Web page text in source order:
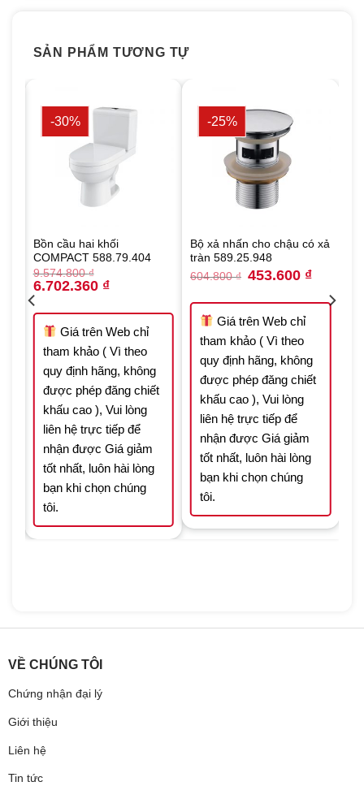
SẢN PHẨM TƯƠNG TỰ
-30%
Bồn cầu hai khối
COMPACT 588.79.404
9.574.800₫
Original
price
was:
9.574.800 ₫.
6.702.360 ₫Current
6.702.360 ₫.
Giá trên Web chỉ
tham khảo ( Vì theo
quy định hãng, không
được phép đăng chiết
khấu cao ), Vui lòng
liên hệ trực tiếp để
nhận được Giá giảm
tốt nhất, luôn hài lòng
bạn khi chọn chúng
tôi.
-25%
Bộ xả nhấn cho chậu có xả
tràn 589.25.948
604.800₫ Original
price
604.800 ₫.
453.600 ₫Current
453.600
Giá trên Web chỉ
tham khảo ( Vì theo
quy định hãng, không
được phép đăng chiết
khấu cao ), Vui lòng
liên hệ trực tiếp để
nhận được Giá giảm
tốt nhất, luôn hài lòng
bạn khi chọn chúng
tôi.
VỀ CHÚNG TÔI
Chứng nhận đại lý
Giới thiệu
Liên hệ
Tin tức